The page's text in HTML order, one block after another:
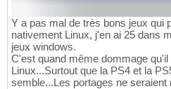
Y a pas mal de très bons jeux qui
nativement Linux, j'en ai 25 dans
jeux windows.
C'est quand même dommage
Linux...Surtout que la PS4 et la
semble...Les portages ne